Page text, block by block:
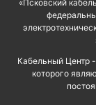
«Псковский
Кабельный Центр
которого